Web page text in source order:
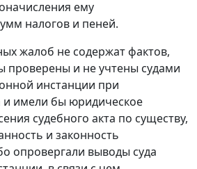
ему
налогов и пеней.
жалоб не содержат фактов,
проверены и не учтены судами
инстанции при
и имели бы юридическое
судебного акта по существу,
и законность
опровергали выводы суда